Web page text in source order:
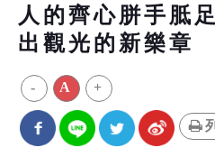
人的齊心胼手胝
出觀光的新樂章
- A +